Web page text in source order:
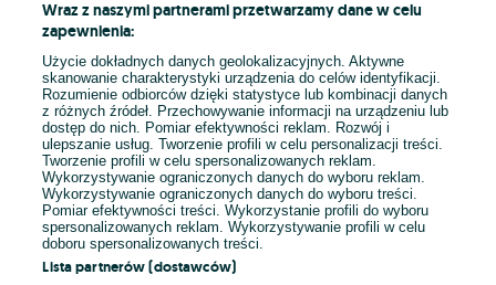
LUB
E-mail
Hasło
Wraz z naszymi partnerami przetwarzamy dane w celu
zapewnienia:
Użycie dokładnych danych geolokalizacyjnych. Aktywne
skanowanie charakterystyki urządzenia do celów identyfikacji.
Rozumienie odbiorców dzięki statystyce lub kombinacji danych
z różnych źródeł. Przechowywanie informacji na urządzeniu lub
dostęp do nich. Pomiar efektywności reklam. Rozwój i
ulepszanie usług. Tworzenie profili w celu personalizacji treści.
Tworzenie profili w celu spersonalizowanych reklam.
Wykorzystywanie ograniczonych danych do wyboru reklam.
Wykorzystywanie ograniczonych danych do wyboru treści.
Pomiar efektywności treści. Wykorzystanie profili do wyboru
spersonalizowanych reklam. Wykorzystywanie profili w celu
doboru spersonalizowanych treści.
Lista partnerów (dostawców)